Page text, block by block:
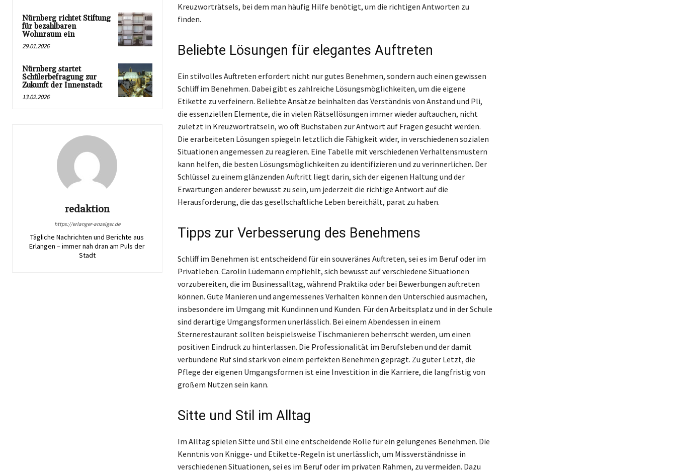
Nürnberg richtet Stiftung
für bezahlbaren
Wohnraum ein
29.01.2026
Nürnberg startet
Schülerbefragung zur
Zukunft der Innenstadt
13.02.2026
redaktion
https://erlanger-anzeiger.de
Tägliche Nachrichten und Berichte aus
Erlangen – immer nah dran am Puls der
Stadt
Kreuzworträtsels, bei dem man häufig Hilfe benötigt, um die richtigen Antworten zu
finden.
Beliebte Lösungen für elegantes Auftreten
Ein stilvolles Auftreten erfordert nicht nur gutes Benehmen, sondern auch einen gewissen
Schliff im Benehmen. Dabei gibt es zahlreiche Lösungsmöglichkeiten, um die eigene
Etikette zu verfeinern. Beliebte Ansätze beinhalten das Verständnis von Anstand und Pli,
die essenziellen Elemente, die in vielen Rätsellösungen immer wieder auftauchen, nicht
zuletzt in Kreuzworträtseln, wo oft Buchstaben zur Antwort auf Fragen gesucht werden.
Die erarbeiteten Lösungen spiegeln letztlich die Fähigkeit wider, in verschiedenen sozialen
Situationen angemessen zu reagieren. Eine Tabelle mit verschiedenen Verhaltensmustern
kann helfen, die besten Lösungsmöglichkeiten zu identifizieren und zu verinnerlichen. Der
Schlüssel zu einem glänzenden Auftritt liegt darin, sich der eigenen Haltung und der
Erwartungen anderer bewusst zu sein, um jederzeit die richtige Antwort auf die
Herausforderung, die das gesellschaftliche Leben bereithält, parat zu haben.
Tipps zur Verbesserung des Benehmens
Schliff im Benehmen ist entscheidend für ein souveränes Auftreten, sei es im Beruf oder im
Privatleben. Carolin Lüdemann empfiehlt, sich bewusst auf verschiedene Situationen
vorzubereiten, die im Businessalltag, während Praktika oder bei Bewerbungen auftreten
können. Gute Manieren und angemessenes Verhalten können den Unterschied ausmachen,
insbesondere im Umgang mit Kundinnen und Kunden. Für den Arbeitsplatz und in der Schule
sind derartige Umgangsformen unerlässlich. Bei einem Abendessen in einem
Sternerestaurant sollten beispielsweise Tischmanieren beherrscht werden, um einen
positiven Eindruck zu hinterlassen. Die Professionalität im Berufsleben und der damit
verbundene Ruf sind stark von einem perfekten Benehmen geprägt. Zu guter Letzt, die
Pflege der eigenen Umgangsformen ist eine Investition in die Karriere, die langfristig von
großem Nutzen sein kann.
Sitte und Stil im Alltag
Im Alltag spielen Sitte und Stil eine entscheidende Rolle für ein gelungenes Benehmen. Die
Kenntnis von Knigge- und Etikette-Regeln ist unerlässlich, um Missverständnisse in
verschiedenen Situationen, sei es im Beruf oder im privaten Rahmen, zu vermeiden. Dazu